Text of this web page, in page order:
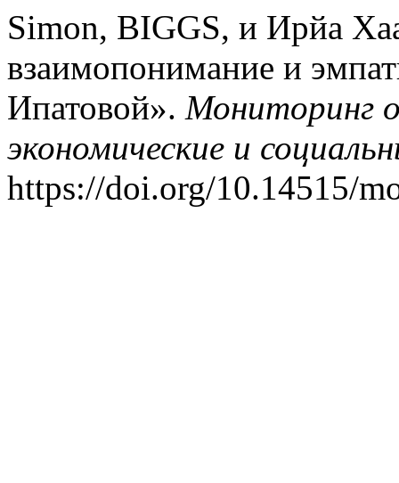
Simon, BIGGS, и Ирйа
взаимопонимание и
Ипатовой». Мониторинг
экономические и
https://doi.org/10.14515/